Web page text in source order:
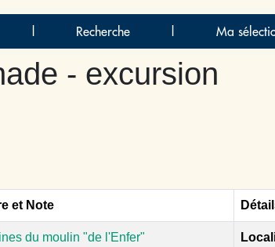
Recherche Ma
- excursion
et Note
du moulin "de l'Enfer"